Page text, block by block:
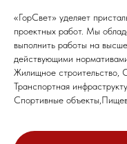
«ГорСвет» уделяет
проектных работ. Мы
выполнить работы на
действующими
Жилищное строительство,
Транспортная
Спортивные